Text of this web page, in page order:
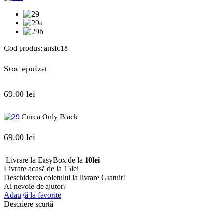
Cod produs: ansfc18
Stoc epuizat
69.00 lei
Curea Only Black
69.00 lei
Livrare la EasyBox de la 10lei
Livrare acasă de la 15lei
Deschiderea coletului la livrare Gratuit!
Ai nevoie de ajutor?
Adaugă la favorite
Descriere scurtă